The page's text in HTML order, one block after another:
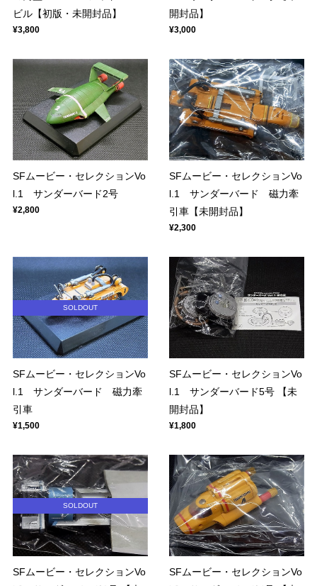
ビル【初版・未開封品】
¥3,800
開封品】
¥3,000
SFムービー・セレクションVo
l.1 サンダーバード2号
¥2,800
SFムービー・セレクションVo
l.1 サンダーバード 磁力牽
引車【未開封品】
¥2,300
SOLDOUT
SFムービー・セレクションVo
l.1 サンダーバード 磁力牽
引車
¥1,500
SFムービー・セレクションVo
l.1 サンダーバード5号 【未
開封品】
¥1,800
SOLDOUT
SFムービー・セレクションVo
SFムービー・セレクションVo